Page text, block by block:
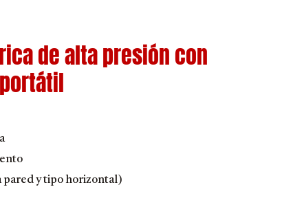
de alta presión con
pared y tipo horizontal)